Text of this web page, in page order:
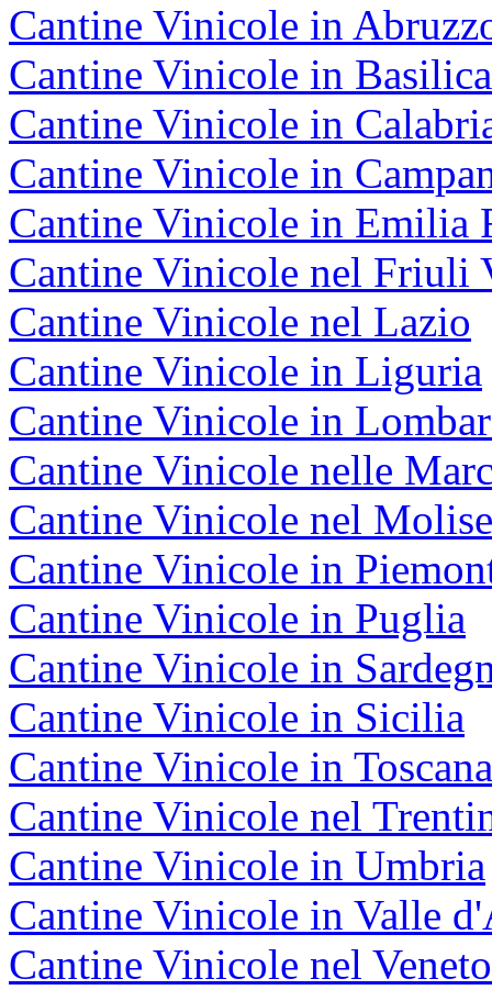
Cantine Vinicole in
Cantine Vinicole in
Cantine Vinicole in
Cantine Vinicole in
Cantine Vinicole in Emilia
Cantine Vinicole nel Friuli
Cantine Vinicole nel Lazio
Cantine Vinicole in Liguria
Cantine Vinicole in
Cantine Vinicole nelle
Cantine Vinicole nel Molise
Cantine Vinicole in
Cantine Vinicole in Puglia
Cantine Vinicole in
Cantine Vinicole in Sicilia
Cantine Vinicole in Toscana
Cantine Vinicole nel
Cantine Vinicole in Umbria
Cantine Vinicole in Valle
Cantine Vinicole nel Veneto